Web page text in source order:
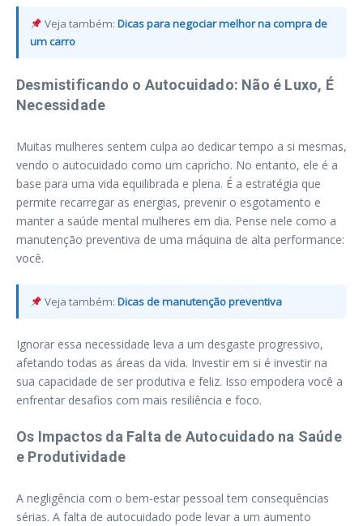
Veja também:Dicas para negociar melhor na compra de
um carro
Desmistificando o Autocuidado: Não é Luxo, É
Necessidade
Muitas mulheres sentem culpa ao dedicar tempo a si mesmas,
vendo o autocuidado como um capricho. No entanto, ele é a
base para uma vida equilibrada e plena. É a estratégia que
permite recarregar as energias, prevenir o esgotamento e
manter a saúde mental mulheres em dia. Pense nele como a
manutenção preventiva de uma máquina de alta performance:
você.
Veja também:Dicas de manutenção preventiva
Ignorar essa necessidade leva a um desgaste progressivo,
afetando todas as áreas da vida. Investir em si é investir na
sua capacidade de ser produtiva e feliz. Isso empodera você a
enfrentar desafios com mais resiliência e foco.
Os Impactos da Falta de Autocuidado na Saúde
e Produtividade
A negligência com o bem-estar pessoal tem consequências
sérias. A falta de autocuidado pode levar a um aumento